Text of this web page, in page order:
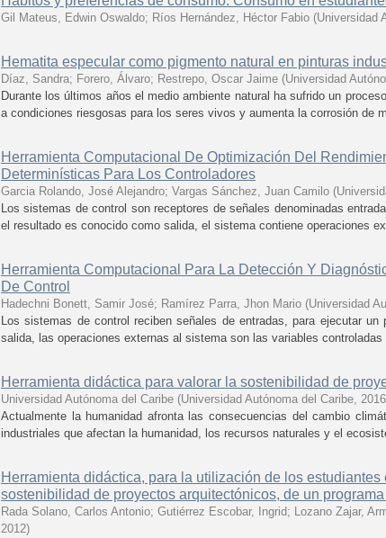
Gil Mateus, Edwin Oswaldo; Ríos Hernández, Héctor Fabio (Universidad
Hematita especular como pigmento natural en pinturas
Díaz, Sandra; Forero, Álvaro; Restrepo, Oscar Jaime (Universidad
Durante los últimos años el medio ambiente natural ha sufrido un
a condiciones riesgosas para los seres vivos y aumenta la corrosión de
Herramienta Computacional De Optimización Del
Determinísticas Para Los Controladores
Garcia Rolando, José Alejandro; Vargas Sánchez, Juan Camilo (
Los sistemas de control son receptores de señales denominadas
el resultado es conocido como salida, el sistema contiene operaciones
Herramienta Computacional Para La Detección Y
De Control
Hadechni Bonett, Samir José; Ramírez Parra, Jhon Mario (Universidad
Los sistemas de control reciben señales de entradas, para ejecutar
salida, las operaciones externas al sistema son las variables
Herramienta didáctica para valorar la sostenibilidad de
Universidad Autónoma del Caribe (Universidad Autónoma del Caribe, 2016
Actualmente la humanidad afronta las consecuencias del cambio
industriales que afectan la humanidad, los recursos naturales y el
Herramienta didáctica, para la utilización de los
sostenibilidad de proyectos arquitectónicos, de un
Rada Solano, Carlos Antonio; Gutiérrez Escobar, Ingrid; Lozano Zajar,
2012)